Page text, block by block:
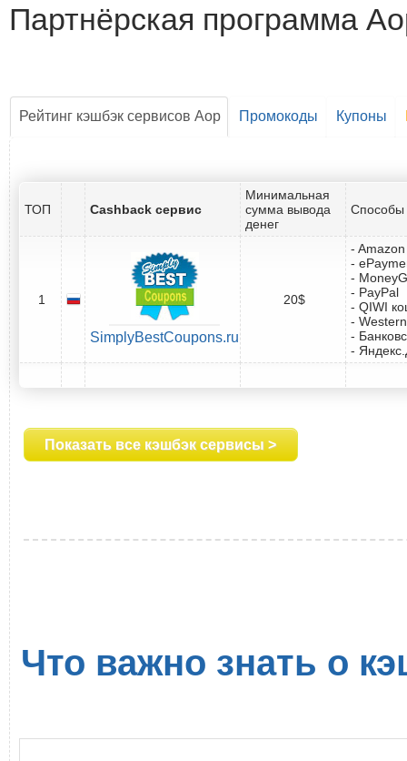
Партнёрская программа
Рейтинг кэшбэк сервисов Aop Промокоды Купоны
ТОП Cashback сервис
Минимальная
сумма вывода
денег
Способы
1
SimplyBestCoupons.ru
20$
-
-
-
- PayPal
- QIWI
-
-
-
Показать все кэшбэк сервисы >
Что важно знать о